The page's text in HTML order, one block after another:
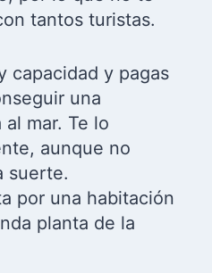
tantos turistas.
capacidad y pagas
una
mar. Te lo
aunque no
suerte.
por una habitación
planta de la